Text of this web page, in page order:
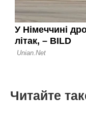
Читайте